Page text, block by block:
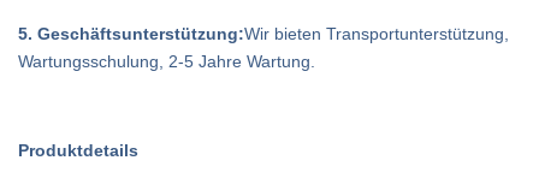
5. Geschäftsunterstützung:Wir bieten Transportunterstützung,
Wartungsschulung, 2-5 Jahre Wartung.
Produktdetails